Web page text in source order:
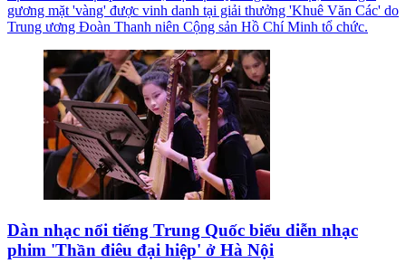
gương mặt 'vàng' được vinh danh tại giải thưởng 'Khuê Văn Các' do
Trung ương Đoàn Thanh niên Cộng sản Hồ Chí Minh tổ chức.
Dàn nhạc nổi tiếng Trung Quốc biểu diễn nhạc
phim 'Thần điêu đại hiệp' ở Hà Nội